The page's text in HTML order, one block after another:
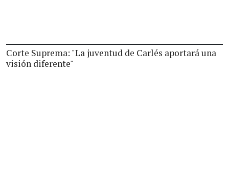
Corte Suprema: "La juventud de Carlés aportará una
visión diferente"